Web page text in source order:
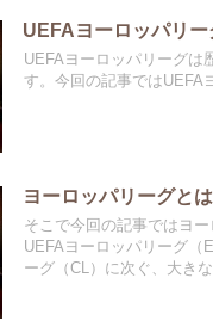
UEFAヨーロッパリ
UEFAヨーロッパリーグは
す。今回の記事ではUEFA
ヨーロッパリーグと
そこで今回の記事ではヨ
UEFAヨーロッパリーグ（
ーグ（CL）に次ぐ、大き